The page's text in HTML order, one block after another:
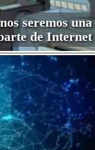
seremos una
de Internet